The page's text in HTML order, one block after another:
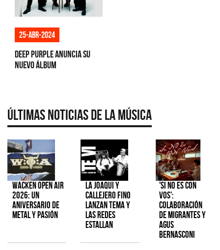
25-abr-2024
Deep Purple anuncia su
nuevo álbum
Últimas Noticias de la Música
Wacken Open Air
2026: Un
aniversario de
metal y pasión
La Joaqui y
Callejero Fino
lanzan tema y
las redes
estallan
'Si No Es Con
Vos':
colaboración
de Migrantes y
Agus
Bernasconi